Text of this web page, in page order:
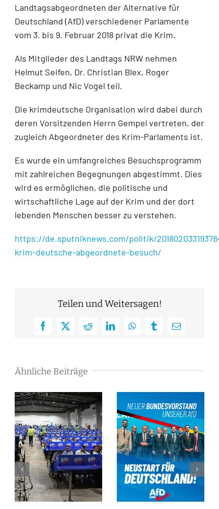
Landtagsabgeordneten der Alternative für
Deutschland (AfD) verschiedener Parlamente
vom 3. bis 9. Februar 2018 privat die Krim.
Als Mitglieder des Landtags NRW nehmen
Helmut Seifen, Dr. Christian Blex, Roger
Beckamp und Nic Vogel teil.
Die krimdeutsche Organisation wird dabei durch
deren Vorsitzenden Herrn Gempel vertreten, der
zugleich Abgeordneter des Krim-Parlaments ist.
Es wurde ein umfangreiches Besuchsprogramm
mit zahlreichen Begegnungen abgestimmt. Dies
wird es ermöglichen, die politische und
wirtschaftliche Lage auf der Krim und der dort
lebenden Menschen besser zu verstehen.
https://de.sputniknews.com/politik/
krim-deutsche-abgeordnete-besuch/
Teilen und Weitersagen!
Facebook
X RedditLinkedInWhatsAppTumblrE-
Ähnliche Beiträge